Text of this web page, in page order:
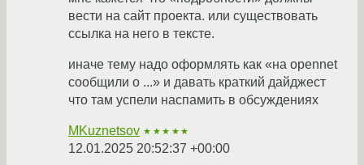
вести на сайт проекта. или существовать
ссылка на него в тексте.
иначе тему надо оформлять как «на opennet
сообщили о ...» и давать краткий дайджест
что там успели наспамить в обсуждениях
MKuznetsov ★★★★★
12.01.2025 20:52:37 +00:00